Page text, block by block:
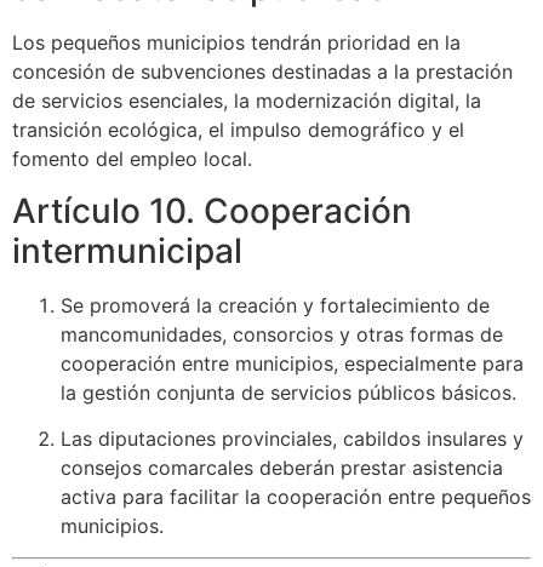
Los pequeños municipios tendrán prioridad en la
concesión de subvenciones destinadas a la prestación
de servicios esenciales, la modernización digital, la
transición ecológica, el impulso demográfico y el
fomento del empleo local.
Artículo 10. Cooperación
intermunicipal
Se promoverá la creación y fortalecimiento de
mancomunidades, consorcios y otras formas de
cooperación entre municipios, especialmente para
la gestión conjunta de servicios públicos básicos.
Las diputaciones provinciales, cabildos insulares y
consejos comarcales deberán prestar asistencia
activa para facilitar la cooperación entre pequeños
municipios.